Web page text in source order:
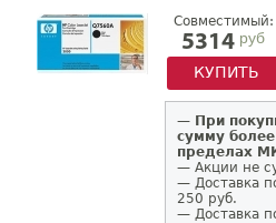
Совместимый:
5314 руб
КУПИТЬ
— При
сумму
пределах
— Акции не
— Доставка
250 руб.
— Доставка